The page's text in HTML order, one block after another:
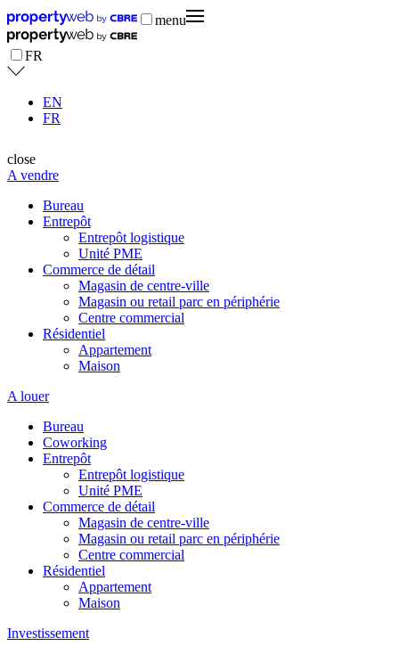
menu
FR
EN
FR
close
A vendre
Bureau
Entrepôt
Entrepôt logistique
Unité PME
Commerce de détail
Magasin de centre-ville
Magasin ou retail parc en périphérie
Centre commercial
Résidentiel
Appartement
Maison
A louer
Bureau
Coworking
Entrepôt
Entrepôt logistique
Unité PME
Commerce de détail
Magasin de centre-ville
Magasin ou retail parc en périphérie
Centre commercial
Résidentiel
Appartement
Maison
Investissement